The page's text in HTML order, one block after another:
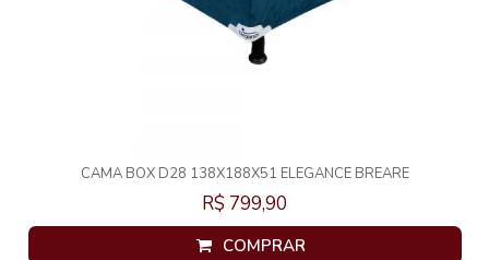
CAMA BOX D28 138X188X51 ELEGANCE BREARE
R$ 799,90
COMPRAR